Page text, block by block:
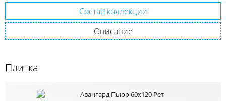
Состав коллекции
Описание
Плитка
Авангард Пьюр 60x120 Рет